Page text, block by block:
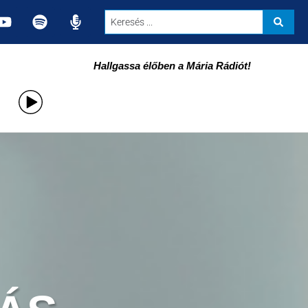
Hallgassa élőben a Mária Rádiót!